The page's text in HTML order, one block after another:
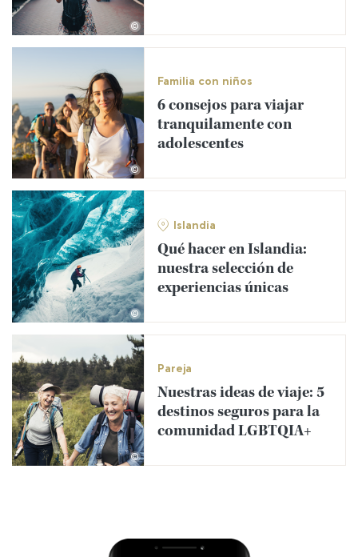
©
©
Familia con niños
6 consejos para viajar
tranquilamente con
adolescentes
©
Islandia
Qué hacer en Islandia:
nuestra selección de
experiencias únicas
©
Pareja
Nuestras ideas de viaje: 5
destinos seguros para la
comunidad LGBTQIA+